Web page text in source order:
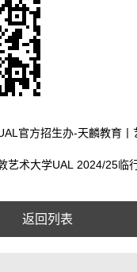
艺术大学UAL 2024/25临
返回列表